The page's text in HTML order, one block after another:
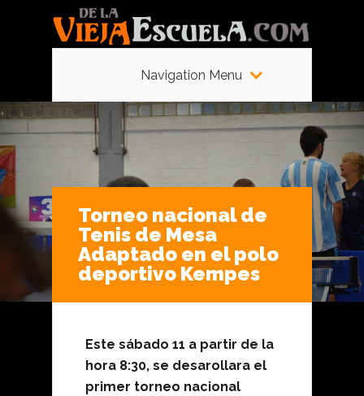
Navigation Menu
Torneo nacional de
Tenis de Mesa
Adaptado en el polo
deportivo Kempes
Este sábado 11 a partir de la
hora 8:30, se desarollara el
primer torneo nacional